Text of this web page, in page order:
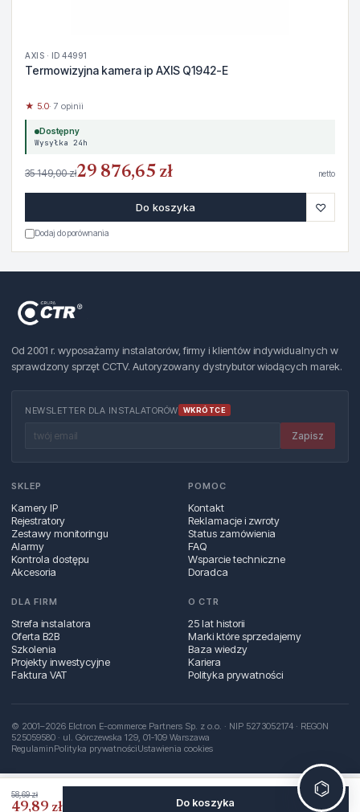
58,69 zł
49,89 zł Do koszyka
AXIS · ID 44991
Termowizyjna kamera ip AXIS Q1942-E
★ 5.0· 7 opinii
Dostępny
Wysyłka 24h
35 149,00 zł29 876,65 zł netto
Do koszyka ♡
Dodaj do porównania
Od 2001 r. wyposażamy instalatorów, firmy i klientów indywidualnych w
sprawdzony sprzęt CCTV. Autoryzowany dystrybutor wiodących marek.
NEWSLETTER DLA INSTALATORÓW WKRÓTCE
Zapisz
SKLEP
Kamery IP
Rejestratory
Zestawy monitoringu
Alarmy
Kontrola dostępu
Akcesoria
POMOC
Kontakt
Reklamacje i zwroty
Status zamówienia
FAQ
Wsparcie techniczne
Doradca
DLA FIRM
Strefa instalatora
Oferta B2B
Szkolenia
Projekty inwestycyjne
Faktura VAT
O CTR
25 lat historii
Marki które sprzedajemy
Baza wiedzy
Kariera
Polityka prywatności
© 2001–2026 Elctron E-commerce Partners Sp. z o.o. · NIP 5273052174 · REGON
525059580 · ul. Górczewska 129, 01‑109 Warszawa
RegulaminPolityka prywatnościUstawienia cookies
⌬